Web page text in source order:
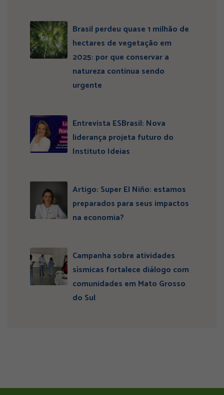
Brasil perdeu quase 1 milhão de
hectares de vegetação em
2025: por que conservar a
natureza continua sendo
urgente
Entrevista ESBrasil: Nova
liderança projeta futuro do
Instituto Ideias
Artigo: Super El Niño: estamos
preparados para seus impactos
na economia?
Campanha sobre atividades
sísmicas fortalece diálogo com
comunidades em Mato Grosso
do Sul